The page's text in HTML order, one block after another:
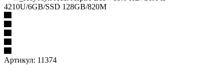
4210U/6GB/SSD 128GB/820M
Артикул: 11374